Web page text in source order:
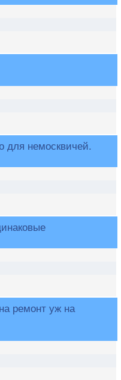
для немосквичей.
ремонт уж на